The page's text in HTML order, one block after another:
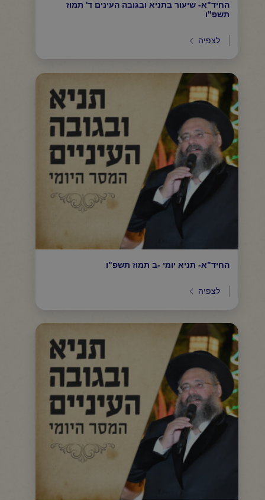
החיד"א- שיעור בתניא ובגובה העינים ד' תמוז
תשפ"ו
לצפיה
החיד"א- תניא יומי -ב תמוז תשפ"ו
לצפיה